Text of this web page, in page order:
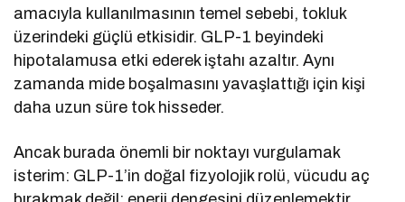
amacıyla kullanılmasının temel sebebi, tokluk
üzerindeki güçlü etkisidir. GLP-1 beyindeki
hipotalamusa etki ederek iştahı azaltır. Aynı
zamanda mide boşalmasını yavaşlattığı için kişi
daha uzun süre tok hisseder.
Ancak burada önemli bir noktayı vurgulamak
isterim: GLP-1’in doğal fizyolojik rolü, vücudu aç